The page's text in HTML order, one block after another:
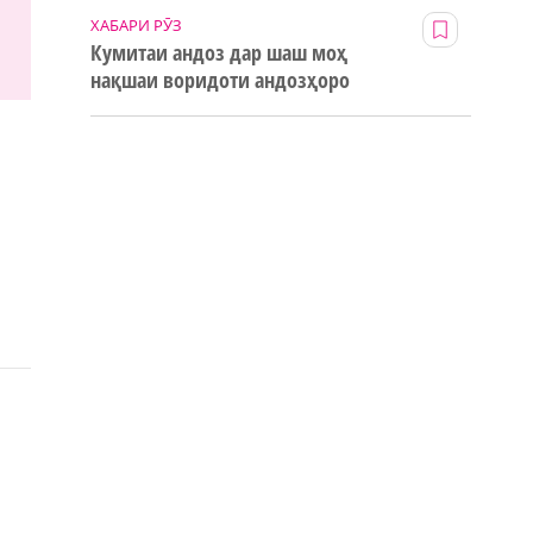
ХАБАРИ РӮЗ
Кумитаи андоз дар шаш моҳ
нақшаи воридоти андозҳоро